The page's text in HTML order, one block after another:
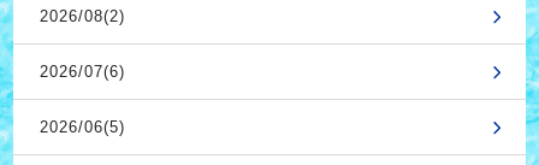
2026/08(2)
2026/07(6)
2026/06(5)